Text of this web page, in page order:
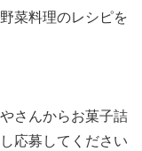
菜料理のレシピを
さんからお菓子詰
応募してください